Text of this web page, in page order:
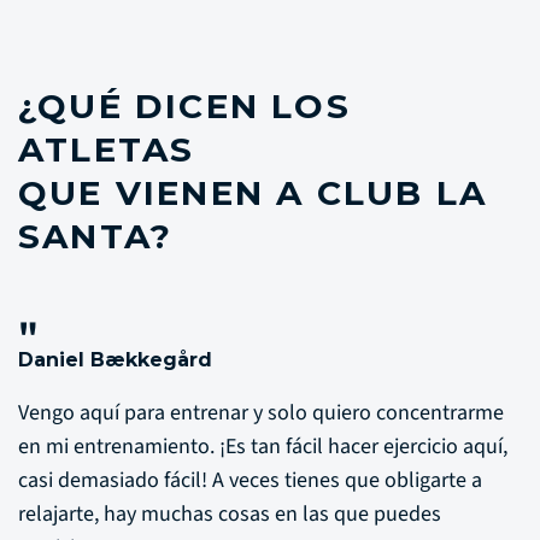
¿QUÉ DICEN LOS
ATLETAS
QUE VIENEN A CLUB LA
SANTA?
"
Daniel Bækkegård
Vengo aquí para entrenar y solo quiero concentrarme
en mi entrenamiento. ¡Es tan fácil hacer ejercicio aquí,
casi demasiado fácil! A veces tienes que obligarte a
relajarte, hay muchas cosas en las que puedes